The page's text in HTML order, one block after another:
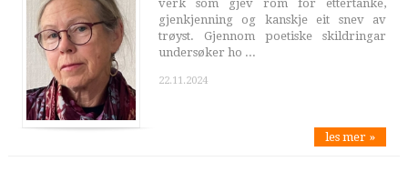
verk som gjev rom for ettertanke,
gjenkjenning og kanskje eit snev av
trøyst. Gjennom poetiske skildringar
undersøker ho ...
22.11.2024
les mer »